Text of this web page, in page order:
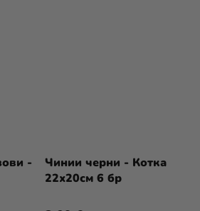
-
Чинии черни - Котка
22х20см 6 бр